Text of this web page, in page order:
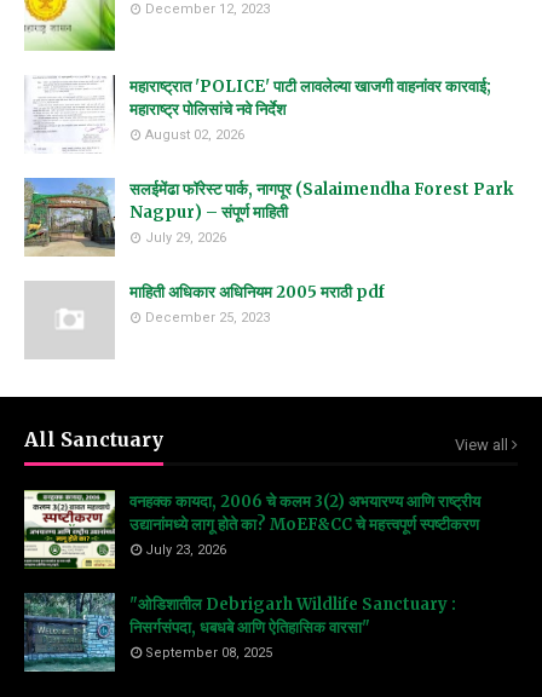
December 12, 2023
महाराष्ट्रात 'POLICE' पाटी लावलेल्या खाजगी वाहनांवर कारवाई;
महाराष्ट्र पोलिसांचे नवे निर्देश
August 02, 2026
सलईमेंढा फॉरेस्ट पार्क, नागपूर (Salaimendha Forest Park
Nagpur) – संपूर्ण माहिती
July 29, 2026
माहिती अधिकार अधिनियम 2005 मराठी pdf
December 25, 2023
All Sanctuary View all
वनहक्क कायदा, 2006 चे कलम 3(2) अभयारण्य आणि राष्ट्रीय
उद्यानांमध्ये लागू होते का? MoEF&CC चे महत्त्वपूर्ण स्पष्टीकरण
July 23, 2026
"ओडिशातील Debrigarh Wildlife Sanctuary :
निसर्गसंपदा, धबधबे आणि ऐतिहासिक वारसा"
September 08, 2025